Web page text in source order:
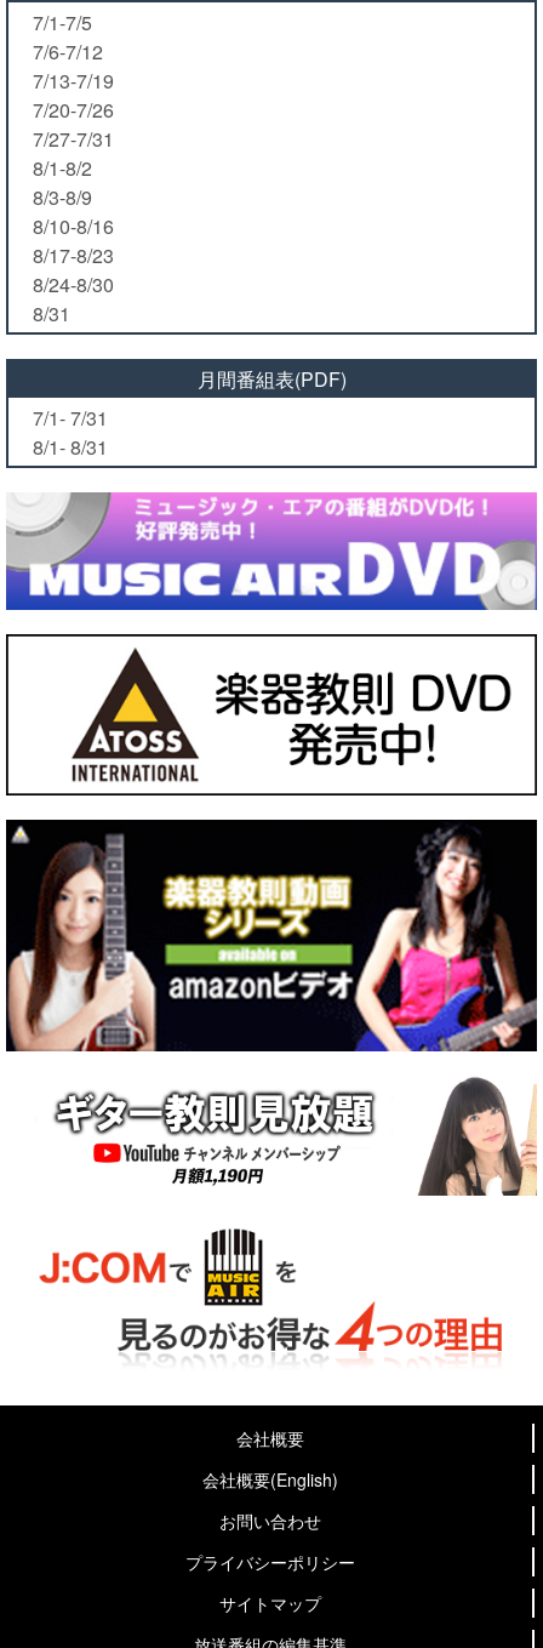
7/1-7/5
7/6-7/12
7/13-7/19
7/20-7/26
7/27-7/31
8/1-8/2
8/3-8/9
8/10-8/16
8/17-8/23
8/24-8/30
8/31
月間番組表(PDF)
7/1- 7/31
8/1- 8/31
会社概要
会社概要(English)
お問い合わせ
プライバシーポリシー
サイトマップ